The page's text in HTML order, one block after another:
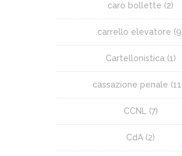
caro bollette (2)
carrello elevatore
Cartellonistica(1)
cassazione penale
CCNL(7)
CdA (2)